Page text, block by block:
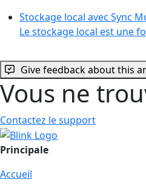
Stockage local avec Sync
Le stockage local est une
Give feedback about this
Vous ne
Contactez le support
Principale
Accueil